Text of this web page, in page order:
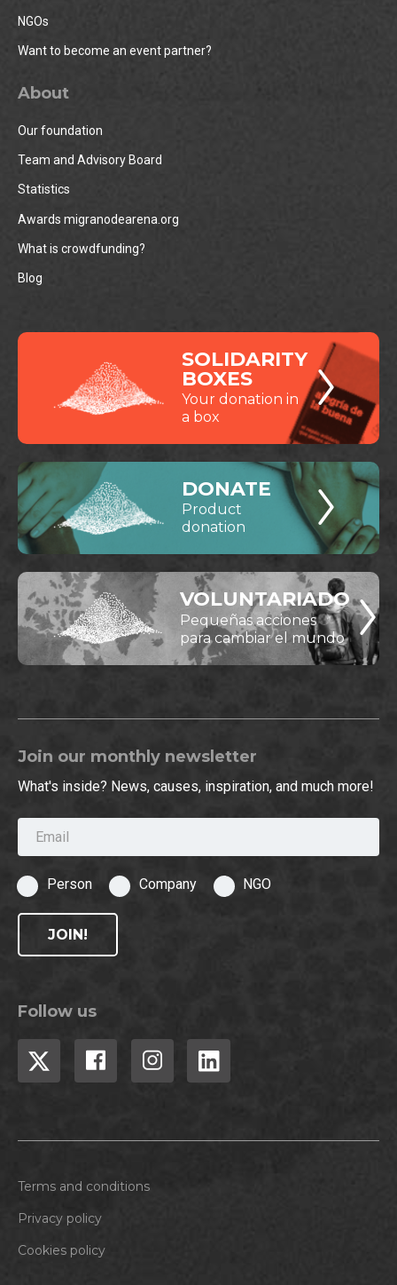
NGOs
Want to become an event partner?
About
Our foundation
Team and Advisory Board
Statistics
Awards migranodearena.org
What is crowdfunding?
Blog
SOLIDARITY
BOXES
Your donation in
a box
DONATE
Product
donation
VOLUNTARIADO
Pequeñas acciones
para cambiar el mundo
Join our monthly newsletter
What's inside? News, causes, inspiration, and much more!
Email
Person Company NGO
JOIN!
Follow us
Terms and conditions
Privacy policy
Cookies policy